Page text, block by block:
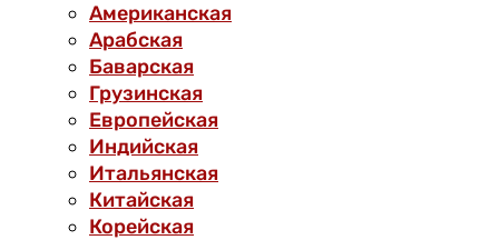
Американская
Арабская
Баварская
Грузинская
Европейская
Индийская
Итальянская
Китайская
Корейская